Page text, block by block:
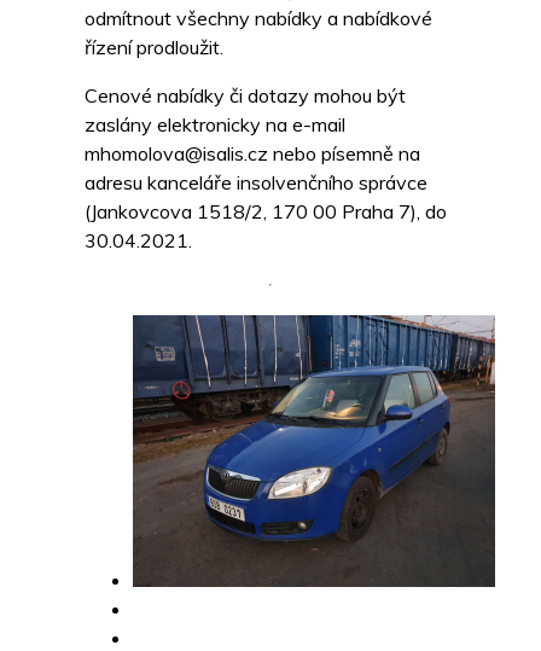
odmítnout všechny nabídky a nabídkové
řízení prodloužit.
Cenové nabídky či dotazy mohou být
zaslány elektronicky na e-mail
mhomolova@isalis.cz nebo písemně na
adresu kanceláře insolvenčního správce
(Jankovcova 1518/2, 170 00 Praha 7), do
30.04.2021.